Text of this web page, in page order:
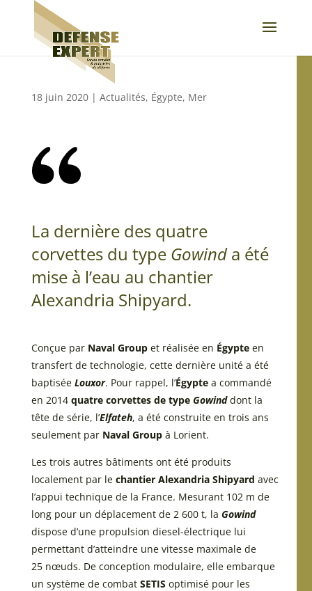
18 juin 2020| Actualités, Égypte, Mer
La dernière des quatre
corvettes du typeGowinda été
mise à l’eau au chantier
Alexandria Shipyard.
Conçue par Naval Groupet réalisée en Égypteen
transfert de technologie, cette dernière unité a été
baptisée Louxor. Pour rappel, l’Égyptea commandé
en 2014 quatre corvettes de type Gowinddont la
tête de série, l’Elfateh, a été construite en trois ans
seulement par Naval Groupà Lorient.
Les trois autres bâtiments ont été produits
localement par le chantier Alexandria Shipyard avec
l’appui technique de la France. Mesurant 102 m de
long pour un déplacement de 2 600 t, la Gowind
dispose d’une propulsion diesel-électrique lui
permettant d’atteindre une vitesse maximale de
25 nœuds. De conception modulaire, elle embarque
un système de combat SETISoptimisé pour les